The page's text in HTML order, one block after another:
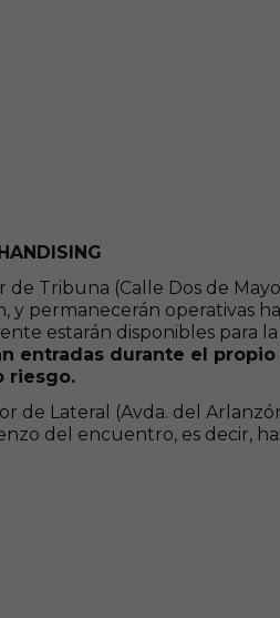
Tribuna (Calle Dos de
y permanecerán operativas
estarán disponibles para
entradas durante el
riesgo.
de Lateral (Avda. del
del encuentro, es decir,